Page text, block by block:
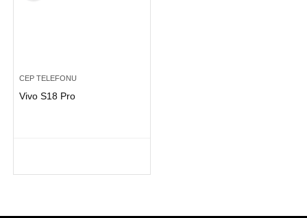
CEP TELEFONU
Vivo S18 Pro